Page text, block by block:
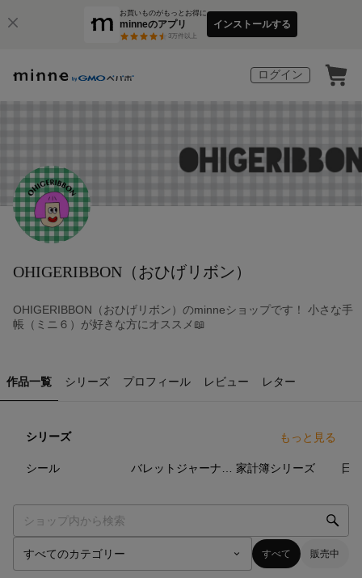
お買いものがもっとお得に
minneのアプリ
3万件以上
インストールする
ログイン
OHIGERIBBON（おひげリボン）
OHIGERIBBON（おひげリボン）のminneショップです！ 小さな手
帳（ミニ６）が好きな方にオススメ📖
作品一覧 シリーズ プロフィール レビュー レター
シリーズ もっと見る
シール 家計簿シリーズ
すべて 販売中